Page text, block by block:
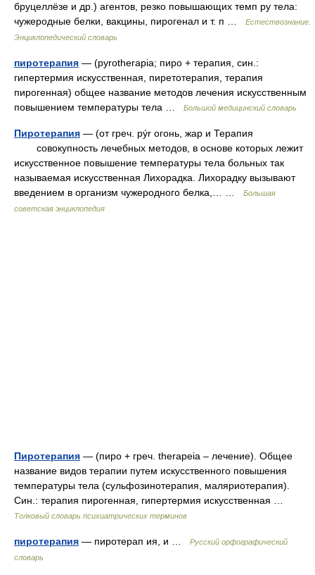
бруцеллёзе и др.) агентов, резко повышающих темп ру тела:
чужеродные белки, вакцины, пирогенал и т. п …
Естествознание.
Энциклопедический словарь
пиротерапия — (pyrotherapia; пиро + терапия, син.:
гипертермия искусственная, пиретотерапия, терапия
пирогенная) общее название методов лечения искусственным
повышением температуры тела …
Большой медицинский словарь
Пиротерапия — (от греч. pýr огонь, жар и Терапия
совокупность лечебных методов, в основе которых лежит
искусственное повышение температуры тела больных так
называемая искусственная Лихорадка. Лихорадку вызывают
введением в организм чужеродного белка,… …
Большая
советская энциклопедия
Пиротерапия — (пиро + греч. therapeia – лечение). Общее
название видов терапии путем искусственного повышения
температуры тела (сульфозинотерапия, маляриотерапия).
Син.: терапия пирогенная, гипертермия искусственная …
Толковый словарь психиатрических терминов
пиротерапия — пиротерап ия, и …
Русский орфографический
словарь